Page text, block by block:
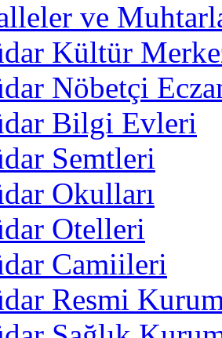
ve
Kültür
Nöbetçi
Bilgi Evleri
Semtleri
Okulları
Otelleri
Camiileri
Resmi